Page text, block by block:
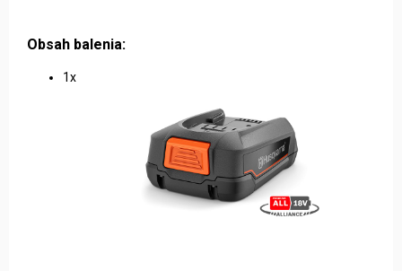
Obsah balenia:
1x